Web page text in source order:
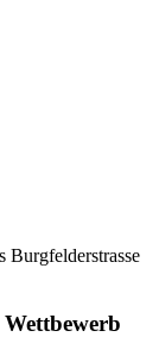
Wettbewerb